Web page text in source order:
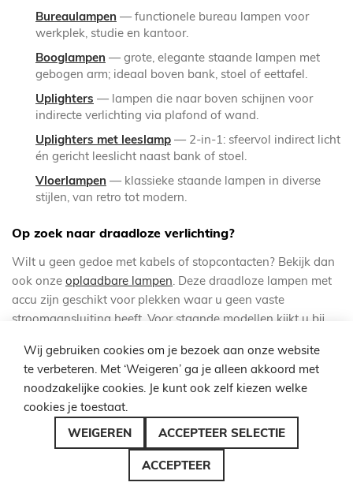
Bureaulampen — functionele bureau lampen voor
werkplek, studie en kantoor.
Booglampen — grote, elegante staande lampen met
gebogen arm; ideaal boven bank, stoel of eettafel.
Uplighters — lampen die naar boven schijnen voor
indirecte verlichting via plafond of wand.
Uplighters met leeslamp — 2-in-1: sfeervol indirect licht
én gericht leeslicht naast bank of stoel.
Vloerlampen — klassieke staande lampen in diverse
stijlen, van retro tot modern.
Op zoek naar draadloze verlichting?
Wilt u geen gedoe met kabels of stopcontacten? Bekijk dan
ook onze oplaadbare lampen. Deze draadloze lampen met
accu zijn geschikt voor plekken waar u geen vaste
stroomaansluiting heeft. Voor staande modellen kijkt u bij
tafellampen.
Hoe kies je de juiste staande lamp?
Met zoveel keuze kan het lastig zijn om de juiste lamp te
vinden. Begin bij de functie: wilt u sfeerlicht, leeslicht,
werklicht of indirect licht?
Wij gebruiken cookies om je bezoek aan onze website
te verbeteren. Met ‘Weigeren’ ga je alleen akkoord met
noodzakelijke cookies. Je kunt ook zelf kiezen welke
cookies je toestaat.
WEIGEREN
ACCEPTEER SELECTIE
ACCEPTEER